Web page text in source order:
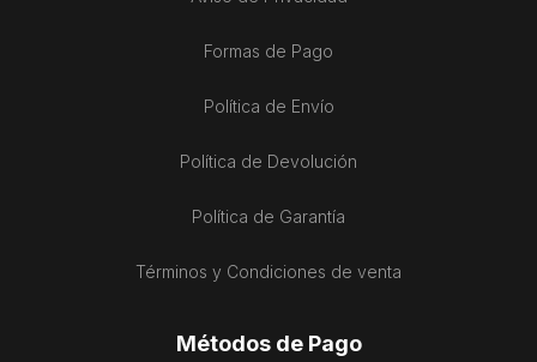
Formas de Pago
Política de Envío
Política de Devolución
Política de Garantía
Términos y Condiciones de venta
Métodos de Pago